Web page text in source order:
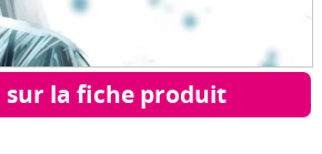
sur la fiche produit